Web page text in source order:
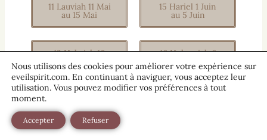
11 Lauviah 11 Mai
au 15 Mai
12 Hahaiah 16
Mai au 20 Mai
15 Hariel 1 Juin
au 5 Juin
16 Hekamiah 6
Juin au 10 Juin
Les Trônes
Nous utilisons des cookies pour améliorer votre expérience sur
eveilspirit.com. En continuant à naviguer, vous acceptez leur
utilisation. Vous pouvez modifier vos préférences à tout
moment.
Accepter Refuser